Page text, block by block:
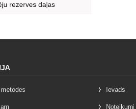
rezerves daļas
Ievads